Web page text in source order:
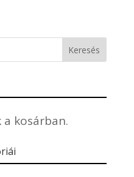
kosárban.